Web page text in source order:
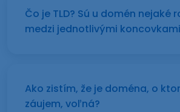
Čo je TLD? Sú u domén nejaké
medzi jednotlivými
Ako zistím, že je doména, o
záujem, voľná?